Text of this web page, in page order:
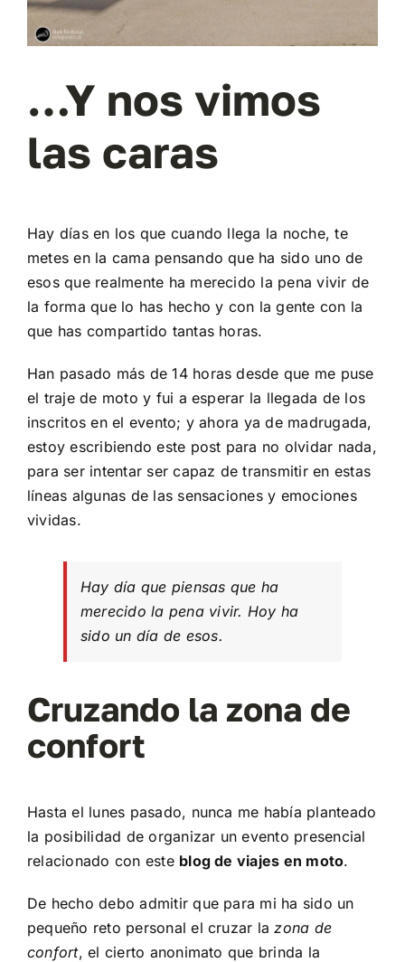
Carrito
…Y nos vimos
las caras
Hay días en los que cuando llega la noche, te
metes en la cama pensando que ha sido uno de
esos que realmente ha merecido la pena vivir de
la forma que lo has hecho y con la gente con la
que has compartido tantas horas.
Han pasado más de 14 horas desde que me puse
el traje de moto y fui a esperar la llegada de los
inscritos en el evento; y ahora ya de madrugada,
estoy escribiendo este post para no olvidar nada,
para ser intentar ser capaz de transmitir en estas
líneas algunas de las sensaciones y emociones
vividas.
Hay día que piensas que ha
merecido la pena vivir. Hoy ha
sido un día de esos.
Cruzando la zona de
confort
Hasta el lunes pasado, nunca me había planteado
la posibilidad de organizar un evento presencial
relacionado con este blog de viajes en moto.
De hecho debo admitir que para mi ha sido un
pequeño reto personal el cruzar lazona de
confort, el cierto anonimato que brinda la